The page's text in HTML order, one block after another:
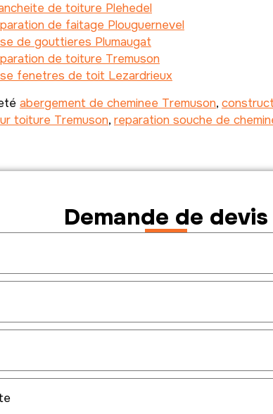
de toiture Plehedel
de faitage Plouguernevel
de gouttieres Plumaugat
de toiture Tremuson
fenetres de toit Lezardrieux
abergement de cheminee Tremuson,
toiture Tremuson, reparation souche de
Demande de devis